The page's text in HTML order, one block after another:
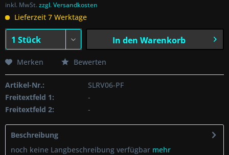
inkl. MwSt.zzgl. Versandkosten
Lieferzeit 7 Werktage
In den Warenkorb
Merken Bewerten
Artikel-Nr.:
SLRV06-PF
Freitextfeld 1:
-
Freitextfeld 2:
-
Beschreibung
noch keine Langbeschreibung verfügbar mehr